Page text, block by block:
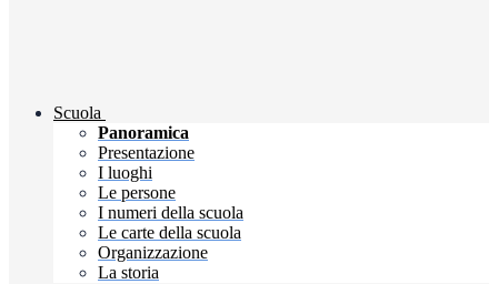
Scuola
Panoramica
Presentazione
I luoghi
Le persone
I numeri della scuola
Le carte della scuola
Organizzazione
La storia